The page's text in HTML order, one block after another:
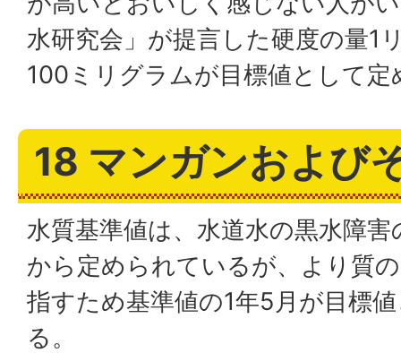
水研究会」が提言した硬度の量1
100ミリグラムが目標値として
18 マンガンおよび
水質基準値は、水道水の黒水障
から定められているが、より質
指すため基準値の1年5月が目標
る。